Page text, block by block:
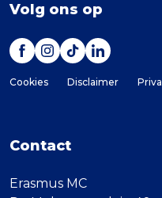
Volg ons op
Cookies Disclaimer
Contact
Erasmus MC